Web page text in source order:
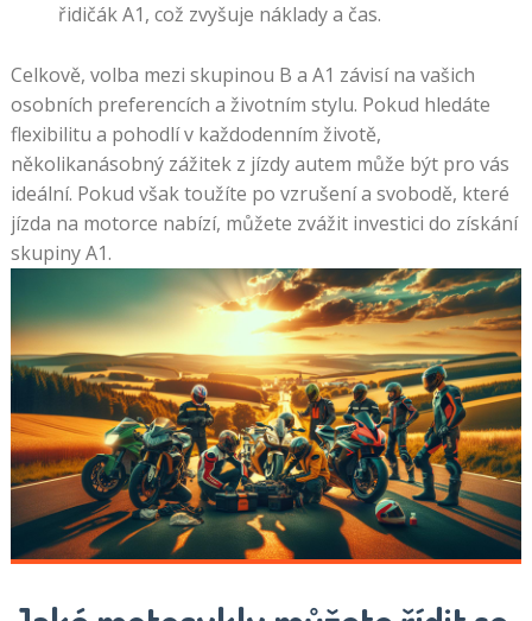
řidičák A1, což zvyšuje náklady a čas.
Celkově, volba mezi skupinou B a A1 závisí na vašich
osobních preferencích a životním stylu. Pokud hledáte
flexibilitu a pohodlí v každodenním životě,
několikanásobný zážitek z jízdy autem může být pro vás
ideální. Pokud však toužíte po vzrušení a svobodě, které
jízda na motorce nabízí, můžete zvážit investici do získání
skupiny A1.